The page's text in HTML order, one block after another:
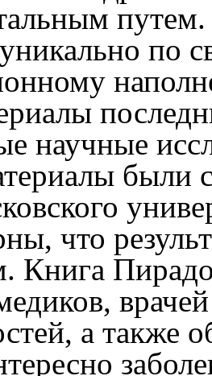
по
научные
были
что
Книга
а также